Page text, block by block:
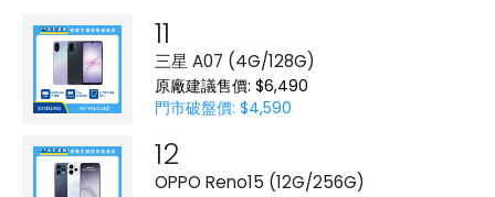
三星 A07 (4G/128G)
原廠建議售價: $6,490
門市破盤價: $4,590
OPPO Reno15 (12G/256G)